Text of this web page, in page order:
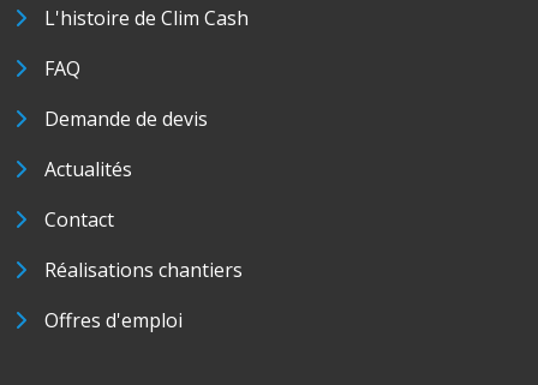
L'histoire de Clim Cash
FAQ
Demande de devis
Actualités
Contact
Réalisations chantiers
Offres d'emploi